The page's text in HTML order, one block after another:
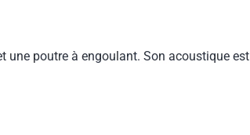
une poutre à engoulant. Son acoustique est